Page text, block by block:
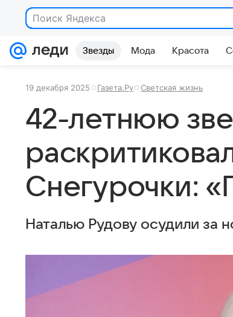
Поиск Яндекса
Звезды Мода Красота
19 декабря 2025 Газета.Ру Светская жизнь
42-летнюю
Снегурочки:
Наталью Рудову осудили за